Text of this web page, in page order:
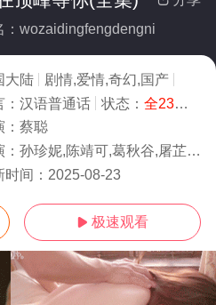
：wozaidingfengdengni
大陆 剧情,爱情,奇幻,国产
汉语普通话 状态： 全23集
蔡聪
孙珍妮,陈靖可,葛秋谷,屠芷莹,吴崇轩,蒯家乐,张樟,侯佳音,吴天琪,何蕾,袁大森,崔奕,马旭东,老四,
时间： 2025-08-23
 极速观看